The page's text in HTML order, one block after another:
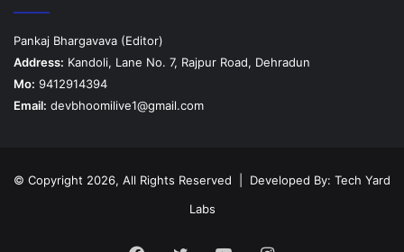
Pankaj Bhargavava (Editor)
Address: Kandoli, Lane No. 7, Rajpur Road, Dehradun
Mo: 9412914394
Email: devbhoomilive1@gmail.com
© Copyright 2026, All Rights Reserved | Developed By: Tech Yard
Labs